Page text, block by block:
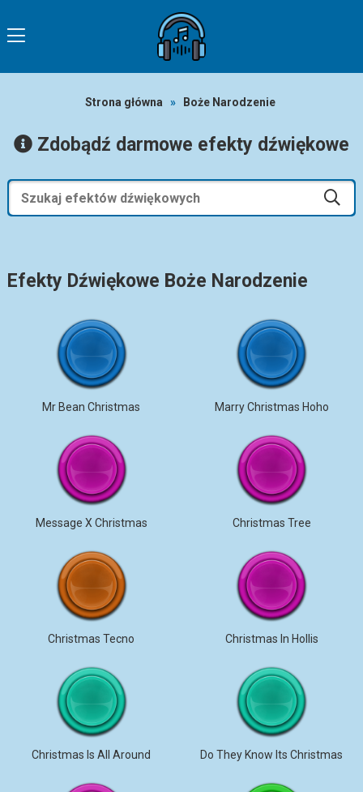
Strona główna » Boże Narodzenie
Zdobądź darmowe efekty dźwiękowe
Efekty Dźwiękowe Boże Narodzenie
Mr Bean Christmas Marry Christmas Hoho
Message X Christmas Christmas Tree
Christmas Tecno Christmas In Hollis
Christmas Is All Around Do They Know Its Christmas